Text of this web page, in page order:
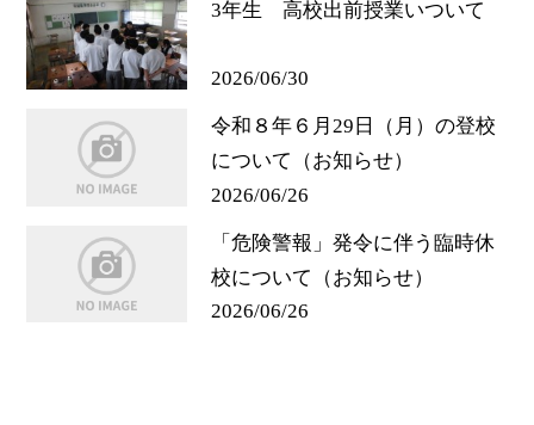
3年生 高校出前授業いついて
2026/06/30
令和８年６月29日（月）の登校
について（お知らせ）
2026/06/26
「危険警報」発令に伴う臨時休
校について（お知らせ）
2026/06/26